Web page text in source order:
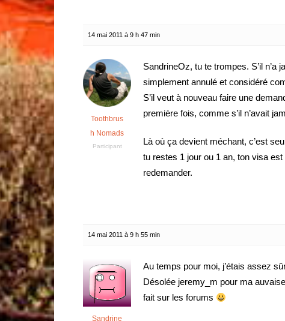
14 mai 2011 à 9 h 47 min
Toothbrus
h Nomads
Participant
SandrineOz, tu te trompes. S’il
simplement annulé et considéré
S’il veut à nouveau faire une
première fois, comme s’il n’avait
Là où ça devient méchant, c’est
tu restes 1 jour ou 1 an, ton visa
redemander.
14 mai 2011 à 9 h 55 min
Sandrine
Au temps pour moi, j’étais assez
Désolée jeremy_m pour ma
fait sur les forums